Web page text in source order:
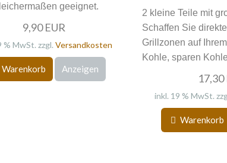
geeignet.
9,90 EUR
% MwSt. zzgl. Versandkosten
Warenkorb Anzeigen
2 kleine Teile mit
Schaffen Sie
Grillzonen auf
Kohle, sparen
17,30
inkl. 19 % MwSt.
Warenkorb